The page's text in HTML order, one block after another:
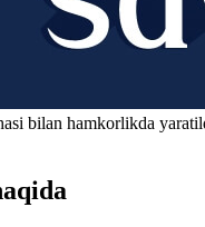
bilan hamkorlikda